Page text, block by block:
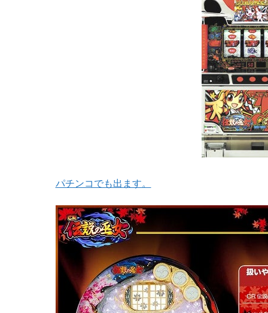
パチンコでも出ます。